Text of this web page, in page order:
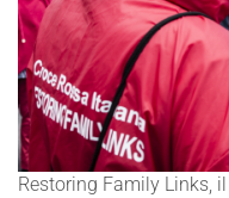
Restoring Family Links,